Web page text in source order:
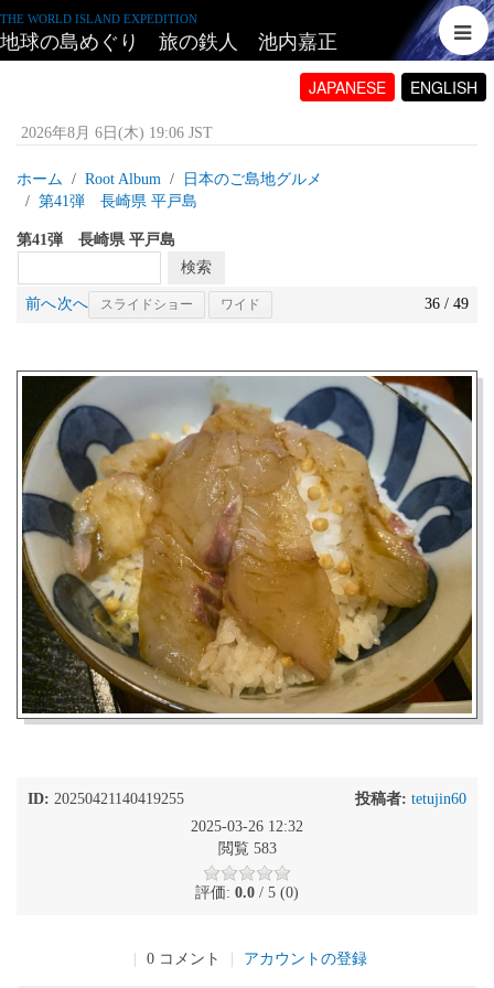
THE WORLD ISLAND EXPEDITION
地球の島めぐり 旅の鉄人 池内嘉正
JAPANESE ENGLISH
2026年8月 6日(木) 19:06 JST
ホーム Root Album
日本のご島地グルメ
第41弾 長崎県 平戸島
第41弾 長崎県 平戸島
前へ次へ スライドショー ワイド 36 / 49
ID: 20250421140419255 投稿者: tetujin60
2025-03-26 12:32
閲覧 583
評価: 0.0 / 5 (0)
0 コメント アカウントの登録